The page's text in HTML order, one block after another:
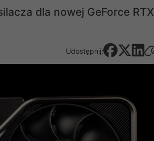
dla nowej GeForce RTX
Udostępnij: